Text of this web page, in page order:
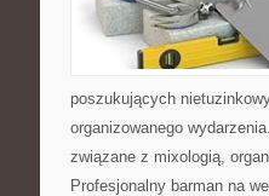
poszukujących
organizowanego
związane z mixologią,
Profesjonalny barman na